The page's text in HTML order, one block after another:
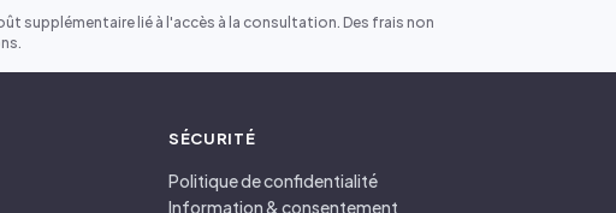
supplémentaire lié à l'accès à la consultation. Des frais non
SÉCURITÉ
Politique de confidentialité
Information & consentement